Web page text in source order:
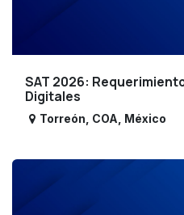
SAT 2026:
Digitales
Torreón COA México